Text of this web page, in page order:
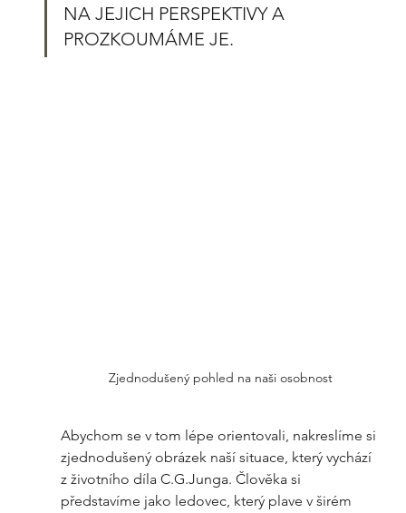
NA JEJICH PERSPEKTIVY A
PROZKOUMÁME JE.
Zjednodušený pohled na naši osobnost
Abychom se v tom lépe orientovali, nakreslíme si
zjednodušený obrázek naší situace, který vychází
z životního díla C.G.Junga. Člověka si
představíme jako ledovec, který plave v širém